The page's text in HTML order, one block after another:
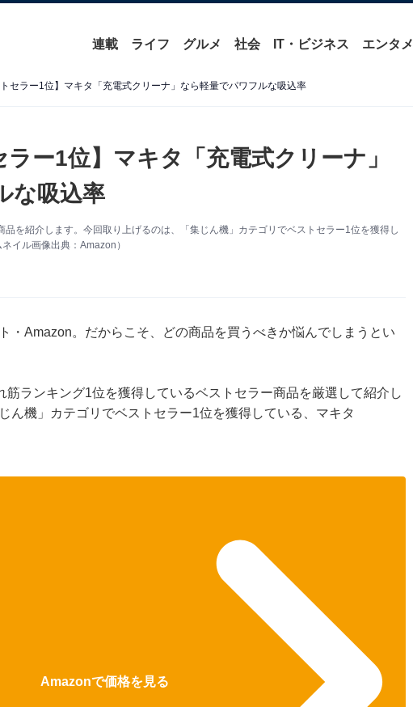
連載 ライフ グルメ 社会 IT・ビジネス エンタメ
トセラー1位】マキタ「充電式クリーナ」なら軽量でパワフルな吸込率
ラー1位】マキタ「充電式クリーナ」
な吸込率
を紹介します。今回取り上げるのは、「集じん機」カテゴリでベストセラー1位を獲得し
イル画像出典：Amazon）
・Amazon。だからこそ、どの商品を買うべきか悩んでしまうとい
筋ランキング1位を獲得しているベストセラー商品を厳選して紹介し
ん機」カテゴリでベストセラー1位を獲得している、マキタ
Amazonで価格を見る